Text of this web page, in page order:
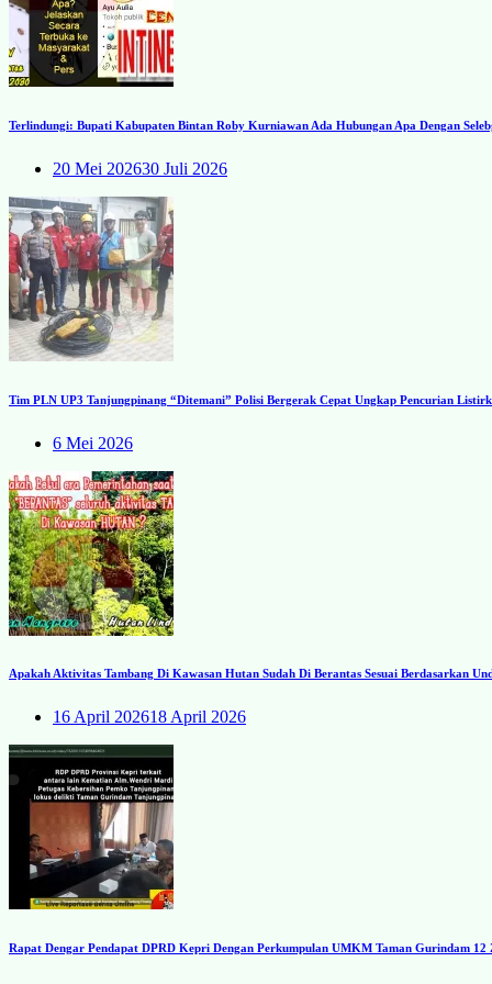
Terlindungi: Bupati Kabupaten Bintan Roby Kurniawan Ada Hubungan Apa Dengan
20 Mei 202630 Juli 2026
Tim PLN UP3 Tanjungpinang “Ditemani” Polisi Bergerak Cepat Ungkap Pencurian Listirk
6 Mei 2026
Apakah Aktivitas Tambang Di Kawasan Hutan Sudah Di Berantas Sesuai Berdasarkan
16 April 202618 April 2026
Rapat Dengar Pendapat DPRD Kepri Dengan Perkumpulan UMKM Taman Gurindam